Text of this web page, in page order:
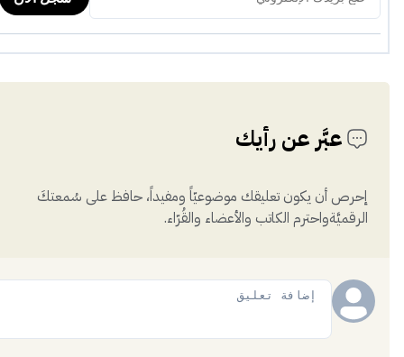
عبَّر عن رأيك
إحرص أن يكون تعليقك موضوعيّاً ومفيداً، حافظ على سُمعتكَ
الرقميَّةواحترم الكاتب والأعضاء والقُرّاء.